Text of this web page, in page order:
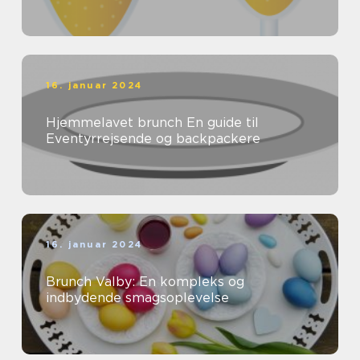
16. januar 2024
Hjemmelavet brunch En guide til
Eventyrrejsende og backpackere
16. januar 2024
Brunch Valby: En kompleks og
indbydende smagsoplevelse